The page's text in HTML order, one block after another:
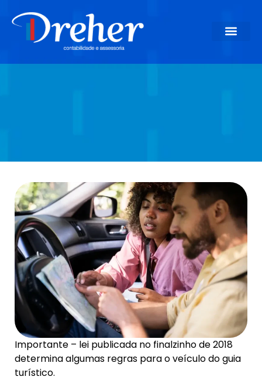
Importante – lei publicada no finalzinho de 2018
determina algumas regras para o veículo do guia
turístico.